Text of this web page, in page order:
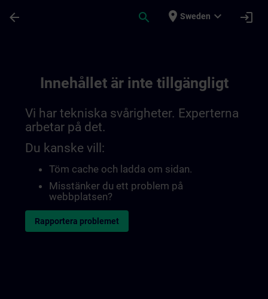
arrow_back search place Sweden expand_more login
Innehållet är inte tillgängligt
Vi har tekniska svårigheter. Experterna
arbetar på det.
Du kanske vill:
Töm cache och ladda om sidan.
Misstänker du ett problem på
webbplatsen?
Rapportera problemet